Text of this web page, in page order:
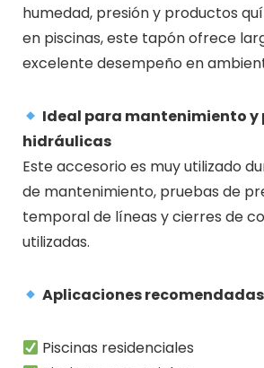
humedad, presión y productos
en piscinas, este tapón ofrece
excelente desempeño en
Ideal para mantenimiento y
hidráulicas
Este accesorio es muy utilizado
de mantenimiento, pruebas de
temporal de líneas y cierres de
utilizadas.
Aplicaciones recomendadas
Piscinas residenciales